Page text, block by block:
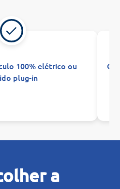
100% elétrico ou
plug-in
a